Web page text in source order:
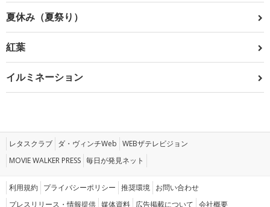
夏休み（夏祭り）
紅葉
イルミネーション
レタスクラブ ダ・ヴィンチWeb WEBザテレビジョン
MOVIE WALKER PRESS 毎日が発見ネット
利用規約 プライバシーポリシー 推奨環境 お問い合わせ
プレスリリース・情報提供 媒体資料 広告掲載について 会社概要